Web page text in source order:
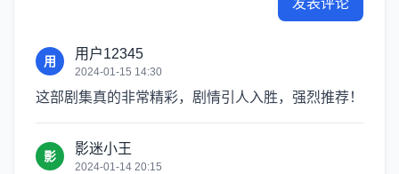
发表评论
用 用户12345
2024-01-15 14:30
这部剧集真的非常精彩，剧情引人入胜，强烈推荐！
影 影迷小王
2024-01-14 20:15